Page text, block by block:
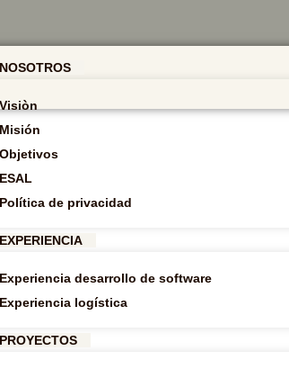
NOSOTROS
Visiòn
Misión
Objetivos
ESAL
Política de privacidad
EXPERIENCIA
Experiencia desarrollo de software
Experiencia logística
PROYECTOS